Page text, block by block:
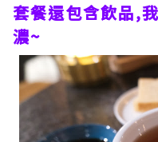
套餐還包含飲品,
濃~